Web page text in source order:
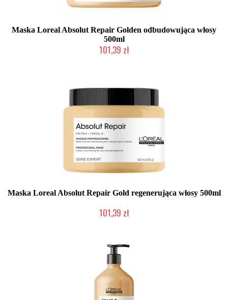
Maska Loreal Absolut Repair Golden odbudowująca włosy
500ml
101,39 zł
Maska Loreal Absolut Repair Gold regenerująca włosy 500ml
101,39 zł